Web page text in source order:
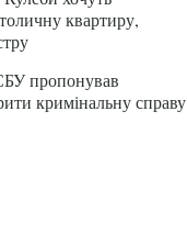
квартиру,
пропонував
кримінальну справу